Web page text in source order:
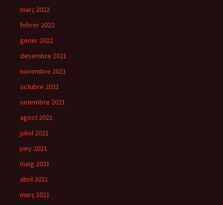
març 2022
febrer 2022
gener 2022
desembre 2021
novembre 2021
octubre 2021
setembre 2021
agost 2021
juliol 2021
juny 2021
maig 2021
abril 2021
març 2021